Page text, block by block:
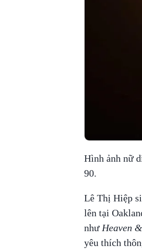
Hình ảnh nữ
90.
Lê Thị Hiệp
lên tại
như Heaven
yêu thích